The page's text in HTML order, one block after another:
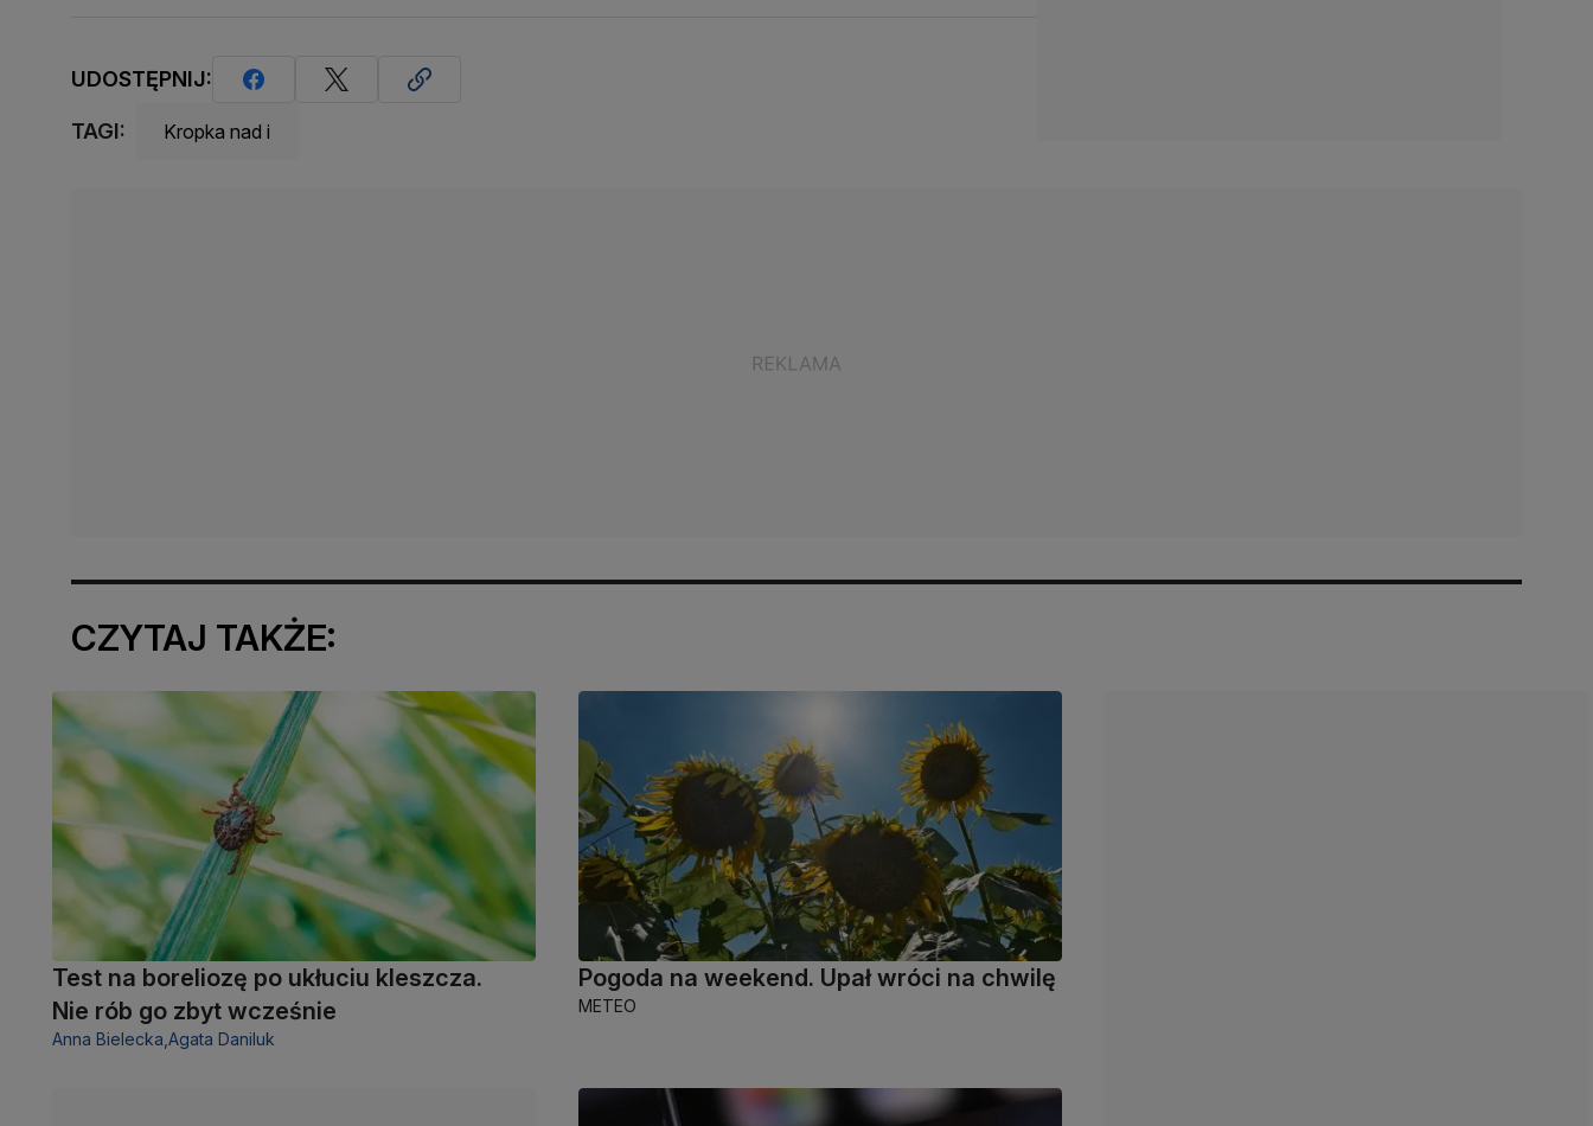
UDOSTĘPNIJ:
TAGI: Kropka nad i
CZYTAJ TAKŻE:
Test na boreliozę po ukłuciu kleszcza.
Nie rób go zbyt wcześnie
Anna Bielecka, Agata Daniluk
Pogoda na weekend. Upał wróci na chwilę
METEO